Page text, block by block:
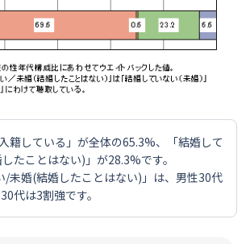
籍している」が全体の65.3%、「結婚して
たことはない)」が28.3%です。
/未婚(結婚したことはない)」は、男性30代
代は3割強です。